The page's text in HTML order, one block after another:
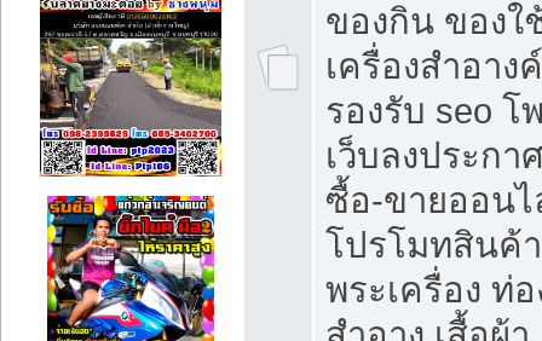
ของกิน ของใ
เครื่องสำอา
รองรับ seo โ
เว็บลงประก
ซื้อ-ขายออน
โปรโมทสินค้
พระเครื่อง ท่อ